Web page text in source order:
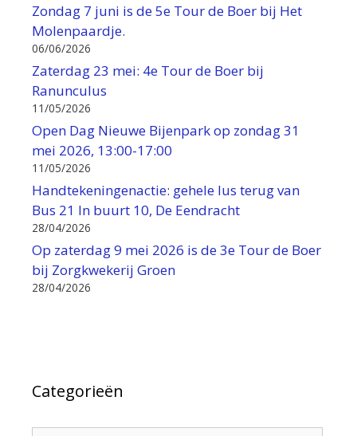
Zondag 7 juni is de 5e Tour de Boer bij Het
Molenpaardje.
06/06/2026
Zaterdag 23 mei: 4e Tour de Boer bij
Ranunculus
11/05/2026
Open Dag Nieuwe Bijenpark op zondag 31
mei 2026, 13:00-17:00
11/05/2026
Handtekeningenactie: gehele lus terug van
Bus 21 In buurt 10, De Eendracht
28/04/2026
Op zaterdag 9 mei 2026 is de 3e Tour de Boer
bij Zorgkwekerij Groen
28/04/2026
Categorieën